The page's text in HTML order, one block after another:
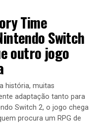
aprimorar os
diversas
estrutura. Algumas
hordas de inimigos
acontecem em
desafios, incluindo
que precisam ser
tempo para que a
Time
Switch
outro jogo
história, muitas
adaptação tanto para
Switch 2, o jogo chega
procura um RPG de